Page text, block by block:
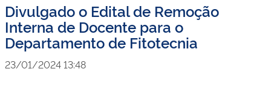
Divulgado o Edital de Remoção
Interna de Docente para o
Departamento de Fitotecnia
23/01/2024 13:48